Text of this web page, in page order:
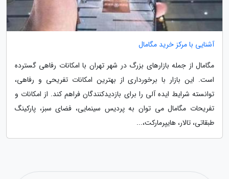
آشنایی با مرکز خرید مگامال
مگامال از جمله بازارهای بزرگ در شهر تهران با امکانات رفاهی گسترده
است. این بازار با برخورداری از بهترین امکانات تفریحی و رفاهی،
توانسته شرایط ایده آلی را برای بازدیدکنندگان فراهم کند. از امکانات و
تفریحات مگامال می توان به پردیس سینمایی، فضای سبز، پارکینگ
طبقاتی، تالار، هایپرمارکت،...